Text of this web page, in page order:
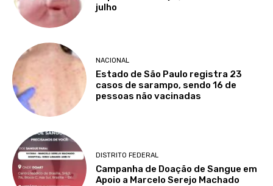
julho
NACIONAL
Estado de São Paulo registra 23
casos de sarampo, sendo 16 de
pessoas não vacinadas
DISTRITO FEDERAL
Campanha de Doação de Sangue em
Apoio a Marcelo Serejo Machado